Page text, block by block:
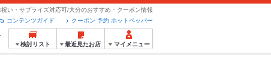
祝い・サプライズ対応可/大分のおすすめ・クーポン情報
クーポン 予約 ホットペッパー
コンテンツガイド
検討リスト 最近見たお店 マイメニュー